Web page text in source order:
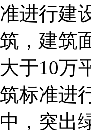
准进行建
筑，建筑
大于10万
筑标准进
中，突出